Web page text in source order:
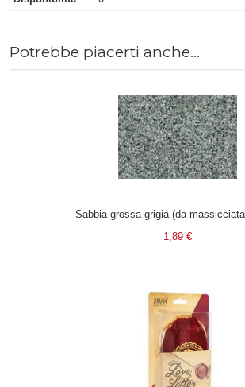
Potrebbe piacerti anche...
Sabbia grossa grigia (da
1,89 €